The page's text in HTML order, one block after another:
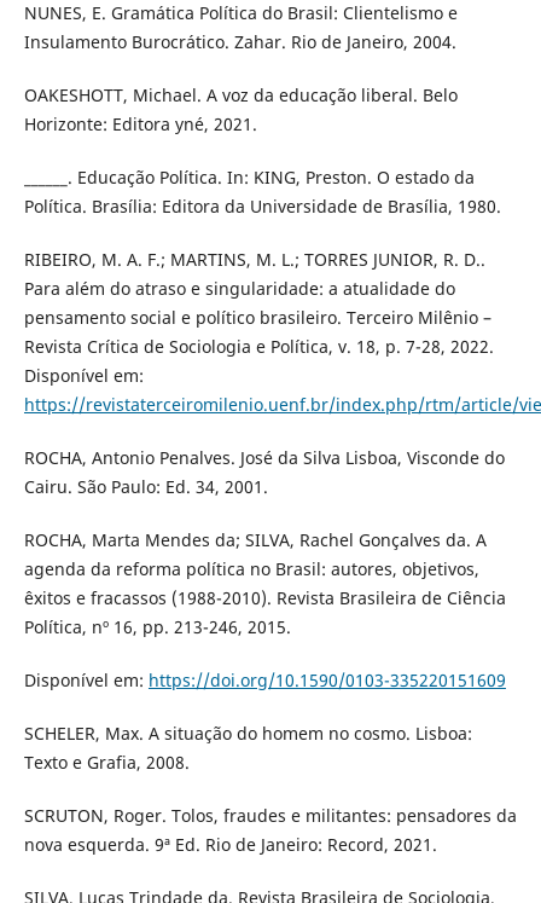
NUNES, E. Gramática Política do Brasil: Clientelismo e
Insulamento Burocrático. Zahar. Rio de Janeiro, 2004.
OAKESHOTT, Michael. A voz da educação liberal. Belo
Horizonte: Editora yné, 2021.
______. Educação Política. In: KING, Preston. O estado da
Política. Brasília: Editora da Universidade de Brasília, 1980.
RIBEIRO, M. A. F.; MARTINS, M. L.; TORRES JUNIOR, R. D..
Para além do atraso e singularidade: a atualidade do
pensamento social e político brasileiro. Terceiro Milênio –
Revista Crítica de Sociologia e Política, v. 18, p. 7-28, 2022.
Disponível em:
https://revistaterceiromilenio.uenf.br/index.php/rtm/article/
ROCHA, Antonio Penalves. José da Silva Lisboa, Visconde do
Cairu. São Paulo: Ed. 34, 2001.
ROCHA, Marta Mendes da; SILVA, Rachel Gonçalves da. A
agenda da reforma política no Brasil: autores, objetivos,
êxitos e fracassos (1988-2010). Revista Brasileira de Ciência
Política, nº 16, pp. 213-246, 2015.
Disponível em: https://doi.org/10.1590/0103-335220151609
SCHELER, Max. A situação do homem no cosmo. Lisboa:
Texto e Grafia, 2008.
SCRUTON, Roger. Tolos, fraudes e militantes: pensadores da
nova esquerda. 9ª Ed. Rio de Janeiro: Record, 2021.
SILVA, Lucas Trindade da. Revista Brasileira de Sociologia,